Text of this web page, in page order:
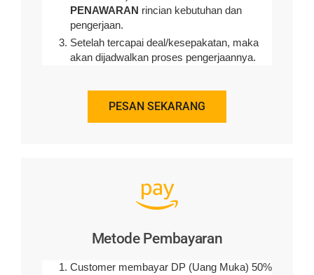
PENAWARAN rincian kebutuhan dan
pengerjaan.
Setelah tercapai deal/kesepakatan, maka
akan dijadwalkan proses pengerjaannya.
PESAN SEKARANG
Metode Pembayaran
Customer membayar DP (Uang Muka) 50%